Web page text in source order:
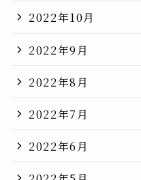
2022年10月
2022年9月
2022年8月
2022年7月
2022年6月